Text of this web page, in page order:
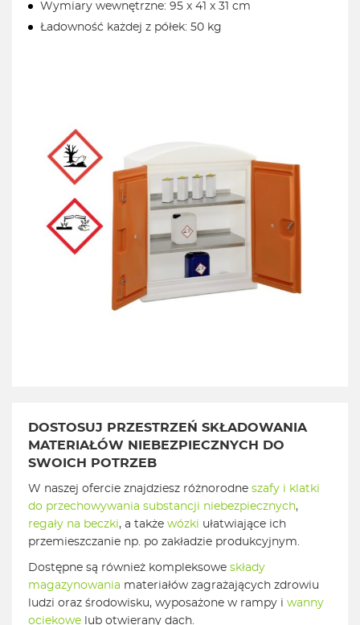
Wymiary wewnętrzne: 95 x 41 x 31 cm
Ładowność każdej z półek: 50 kg
DOSTOSUJ PRZESTRZEŃ SKŁADOWANIA
MATERIAŁÓW NIEBEZPIECZNYCH DO
SWOICH POTRZEB
W naszej ofercie znajdziesz różnorodne szafy i klatki
do przechowywania substancji niebezpiecznych,
regały na beczki, a także wózki ułatwiające ich
przemieszczanie np. po zakładzie produkcyjnym.
Dostępne są również kompleksowe składy
magazynowania materiałów zagrażających zdrowiu
ludzi oraz środowisku, wyposażone w rampy i wanny
ociekowe lub otwierany dach.